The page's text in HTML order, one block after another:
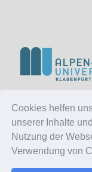
Cookies helfen
unserer Inhalte
Nutzung der
Verwendung von